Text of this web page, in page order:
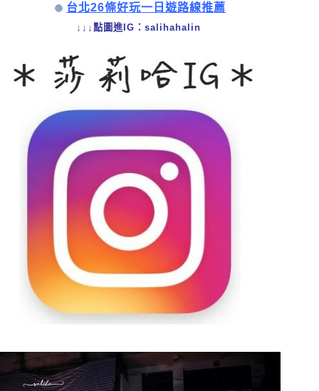
台北26條好玩一日遊路線推薦
↓↓↓點圖進IG：salihahalin